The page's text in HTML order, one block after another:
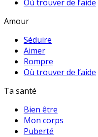
Où trouver de l’aide
Amour
Séduire
Aimer
Rompre
Où trouver de l’aide
Ta santé
Bien être
Mon corps
Puberté